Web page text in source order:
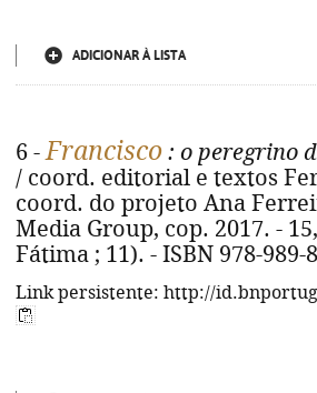
ADICIONAR À LISTA
6 -Francisco : o peregrino
/ coord. editorial e textos
coord. do projeto Ana
Media Group, cop. 2017. -
Fátima ; 11). - ISBN 978-989-
Link persistente: http://